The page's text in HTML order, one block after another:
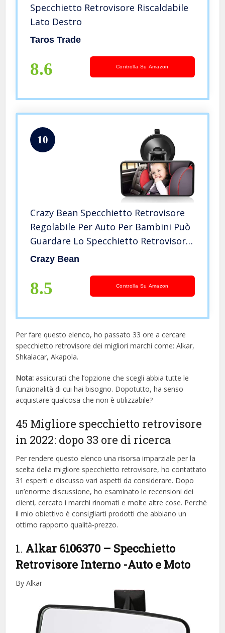
Specchietto Retrovisore Riscaldabile
Lato Destro
Taros Trade
8.6 Controlla Su Amazon
10
Crazy Bean Specchietto Retrovisore
Regolabile Per Auto Per Bambini Può
Guardare Lo Specchietto Retrovisore
Dei Bambini Specchietto Retrovisore
Crazy Bean
8.5 Controlla Su Amazon
Per fare questo elenco, ho passato 33 ore a cercare
specchietto retrovisore dei migliori marchi come: Alkar,
Shkalacar, Akapola.
Nota: assicurati che l’opzione che scegli abbia tutte le
funzionalità di cui hai bisogno. Dopotutto, ha senso
acquistare qualcosa che non è utilizzabile?
45 Migliore specchietto retrovisore
in 2022: dopo 33 ore di ricerca
Per rendere questo elenco una risorsa imparziale per la
scelta della migliore specchietto retrovisore, ​​ho contattato
31 esperti e discusso vari aspetti da considerare. Dopo
un’enorme discussione, ho esaminato le recensioni dei
clienti, cercato i marchi rinomati e molte altre cose. Perché
il mio obiettivo è consigliarti prodotti che abbiano un
ottimo rapporto qualità-prezzo.
1. Alkar 6106370 – Specchietto
Retrovisore Interno -Auto e Moto
By Alkar